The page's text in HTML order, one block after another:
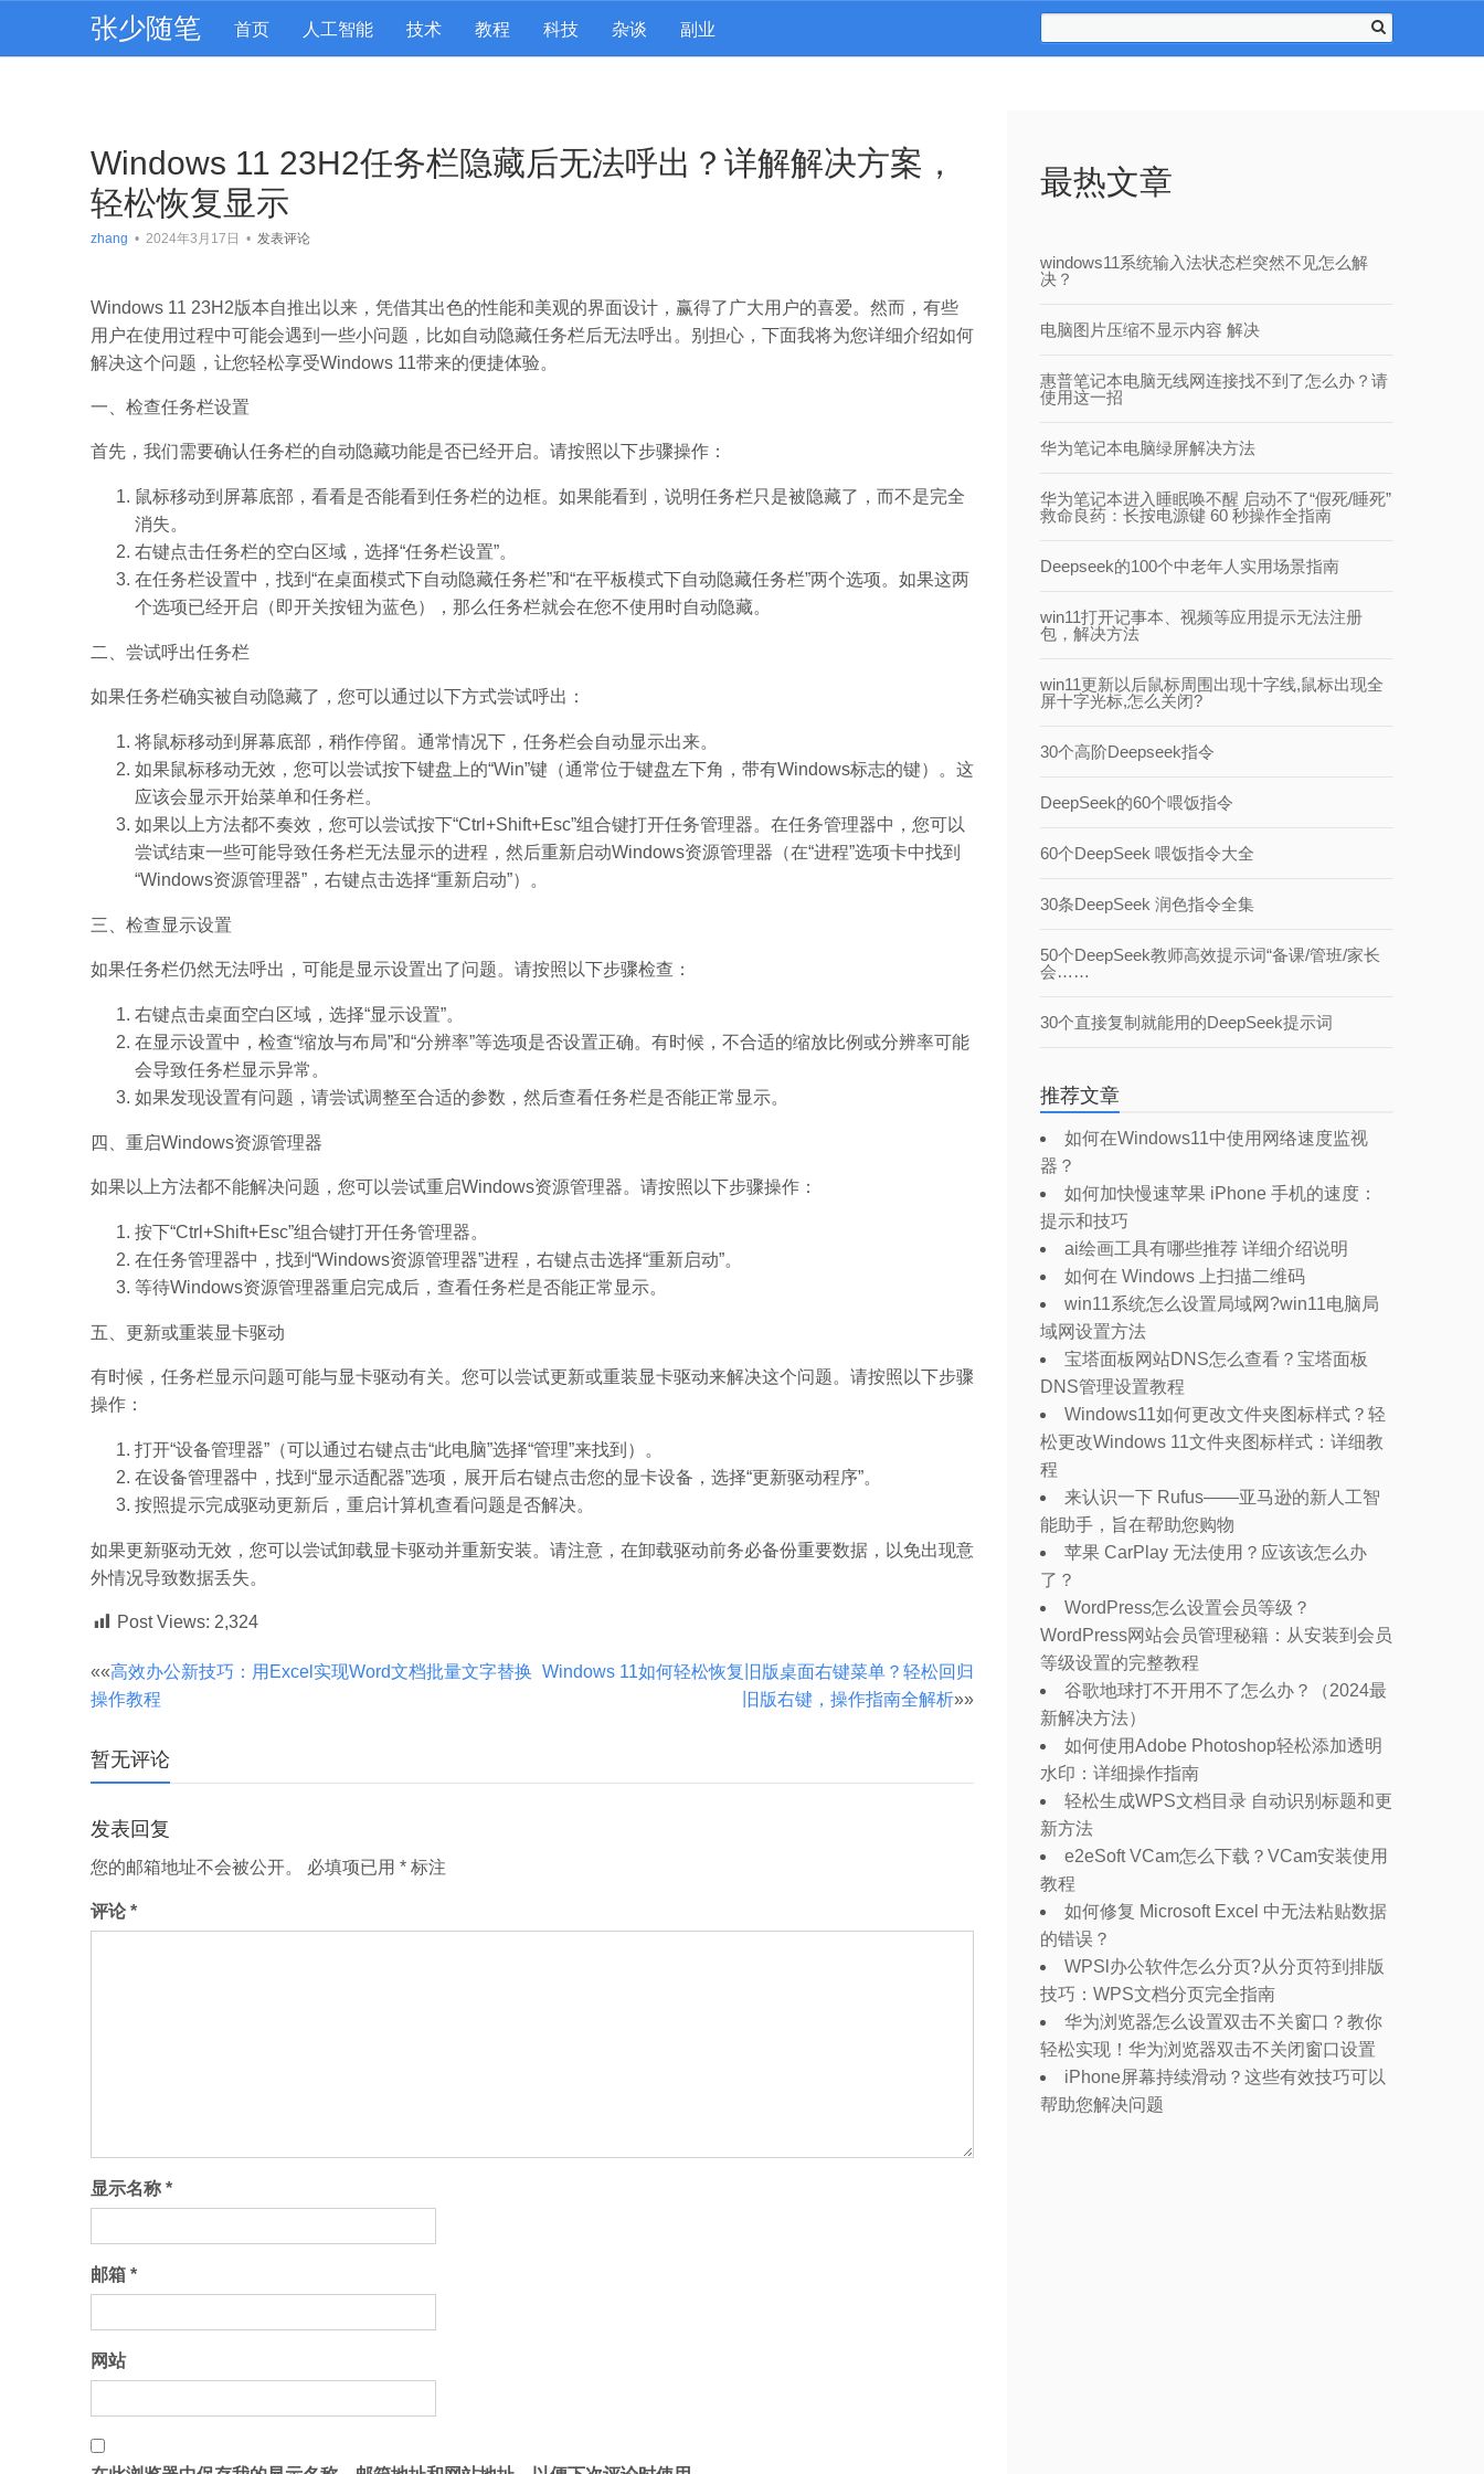
张少随笔 首页 人工智能 技术 教程 科技 杂谈 副业
Windows 11 23H2任务栏隐藏后无法呼出？详解解决方案，
轻松恢复显示
zhang • 2024年3月17日 • 发表评论
Windows 11 23H2版本自推出以来，凭借其出色的性能和美观的界面设计，赢得了广大用户的喜爱。然而，有些
用户在使用过程中可能会遇到一些小问题，比如自动隐藏任务栏后无法呼出。别担心，下面我将为您详细介绍如何
解决这个问题，让您轻松享受Windows 11带来的便捷体验。
一、检查任务栏设置
首先，我们需要确认任务栏的自动隐藏功能是否已经开启。请按照以下步骤操作：
鼠标移动到屏幕底部，看看是否能看到任务栏的边框。如果能看到，说明任务栏只是被隐藏了，而不是完全
消失。
右键点击任务栏的空白区域，选择“任务栏设置”。
在任务栏设置中，找到“在桌面模式下自动隐藏任务栏”和“在平板模式下自动隐藏任务栏”两个选项。如果这两
个选项已经开启（即开关按钮为蓝色），那么任务栏就会在您不使用时自动隐藏。
二、尝试呼出任务栏
如果任务栏确实被自动隐藏了，您可以通过以下方式尝试呼出：
将鼠标移动到屏幕底部，稍作停留。通常情况下，任务栏会自动显示出来。
如果鼠标移动无效，您可以尝试按下键盘上的“Win”键（通常位于键盘左下角，带有Windows标志的键）。这
应该会显示开始菜单和任务栏。
如果以上方法都不奏效，您可以尝试按下“Ctrl+Shift+Esc”组合键打开任务管理器。在任务管理器中，您可以
尝试结束一些可能导致任务栏无法显示的进程，然后重新启动Windows资源管理器（在“进程”选项卡中找到
“Windows资源管理器”，右键点击选择“重新启动”）。
三、检查显示设置
如果任务栏仍然无法呼出，可能是显示设置出了问题。请按照以下步骤检查：
右键点击桌面空白区域，选择“显示设置”。
在显示设置中，检查“缩放与布局”和“分辨率”等选项是否设置正确。有时候，不合适的缩放比例或分辨率可能
会导致任务栏显示异常。
如果发现设置有问题，请尝试调整至合适的参数，然后查看任务栏是否能正常显示。
四、重启Windows资源管理器
如果以上方法都不能解决问题，您可以尝试重启Windows资源管理器。请按照以下步骤操作：
按下“Ctrl+Shift+Esc”组合键打开任务管理器。
在任务管理器中，找到“Windows资源管理器”进程，右键点击选择“重新启动”。
等待Windows资源管理器重启完成后，查看任务栏是否能正常显示。
五、更新或重装显卡驱动
有时候，任务栏显示问题可能与显卡驱动有关。您可以尝试更新或重装显卡驱动来解决这个问题。请按照以下步骤
操作：
打开“设备管理器”（可以通过右键点击“此电脑”选择“管理”来找到）。
在设备管理器中，找到“显示适配器”选项，展开后右键点击您的显卡设备，选择“更新驱动程序”。
按照提示完成驱动更新后，重启计算机查看问题是否解决。
如果更新驱动无效，您可以尝试卸载显卡驱动并重新安装。请注意，在卸载驱动前务必备份重要数据，以免出现意
外情况导致数据丢失。
Post Views: 2,324
文
章
分
页
««高效办公新技巧：用Excel实现Word文档批量文字替换
操作教程
Windows 11如何轻松恢复旧版桌面右键菜单？轻松回归
旧版右键，操作指南全解析»»
暂无评论
发表回复
您的邮箱地址不会被公开。 必填项已用 * 标注
评论*
显示名称 *
邮箱 *
网站
最热文章
windows11系统输入法状态栏突然不见怎么解
决？
电脑图片压缩不显示内容 解决
惠普笔记本电脑无线网连接找不到了怎么办？请
使用这一招
华为笔记本电脑绿屏解决方法
华为笔记本进入睡眠唤不醒 启动不了“假死/睡死”
救命良药：长按电源键 60 秒操作全指南
Deepseek的100个中老年人实用场景指南
win11打开记事本、视频等应用提示无法注册
包，解决方法
win11更新以后鼠标周围出现十字线,鼠标出现全
屏十字光标,怎么关闭?
30个高阶Deepseek指令
DeepSeek的60个喂饭指令
60个DeepSeek 喂饭指令大全
30条DeepSeek 润色指令全集
50个DeepSeek教师高效提示词“备课/管班/家长
会……
30个直接复制就能用的DeepSeek提示词
推荐文章
如何在Windows11中使用网络速度监视
器？
如何加快慢速苹果 iPhone 手机的速度：
提示和技巧
ai绘画工具有哪些推荐 详细介绍说明
如何在 Windows 上扫描二维码
win11系统怎么设置局域网?win11电脑局
域网设置方法
宝塔面板网站DNS怎么查看？宝塔面板
DNS管理设置教程
Windows11如何更改文件夹图标样式？轻
松更改Windows 11文件夹图标样式：详细教
程
来认识一下 Rufus——亚马逊的新人工智
能助手，旨在帮助您购物
苹果 CarPlay 无法使用？应该该怎么办
了？
WordPress怎么设置会员等级？
WordPress网站会员管理秘籍：从安装到会员
等级设置的完整教程
谷歌地球打不开用不了怎么办？（2024最
新解决方法）
如何使用Adobe Photoshop轻松添加透明
水印：详细操作指南
轻松生成WPS文档目录 自动识别标题和更
新方法
e2eSoft VCam怎么下载？VCam安装使用
教程
如何修复 Microsoft Excel 中无法粘贴数据
的错误？
WPSl办公软件怎么分页?从分页符到排版
技巧：WPS文档分页完全指南
华为浏览器怎么设置双击不关窗口？教你
轻松实现！华为浏览器双击不关闭窗口设置
iPhone屏幕持续滑动？这些有效技巧可以
帮助您解决问题